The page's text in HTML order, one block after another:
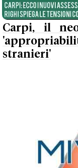
Carpi, il
stranieri'